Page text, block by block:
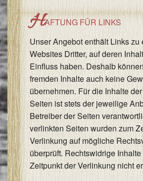
HAFTUNG FÜR LINKS
Unser Angebot enthält Links zu
Websites Dritter, auf deren
Einfluss haben. Deshalb
fremden Inhalte auch keine
übernehmen. Für die Inhalte
Seiten ist stets der jeweilige
Betreiber der Seiten
verlinkten Seiten wurden zum
Verlinkung auf mögliche
überprüft. Rechtswidrige
Zeitpunkt der Verlinkung nicht